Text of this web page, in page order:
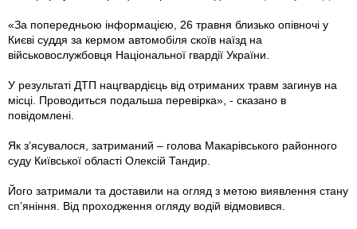
«За попередньою інформацією, 26 травня близько опівночі у
Києві суддя за кермом автомобіля скоїв наїзд на
військовослужбовця Національної гвардії України.
У результаті ДТП нацгвардієць від отриманих травм загинув на
місці. Проводиться подальша перевірка», - сказано в
повідомлені.
Як з’ясувалося, затриманий – голова Макарівського районного
суду Київської області Олексій Тандир.
Його затримали та доставили на огляд з метою виявлення стану
сп’яніння. Від проходження огляду водій відмовився.